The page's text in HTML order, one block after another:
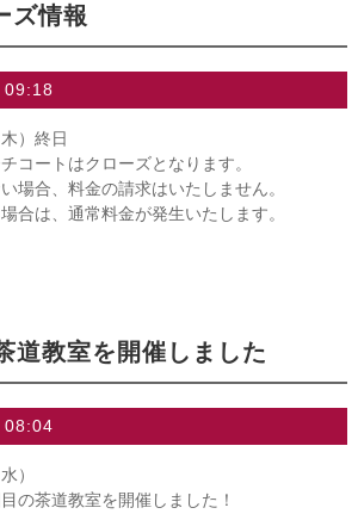
ズ情報
09:18
）終日
コートはクローズとなります。
場合、料金の請求はいたしません。
合は、通常料金が発生いたします。
道教室を開催しました
08:04
）
の茶道教室を開催しました！